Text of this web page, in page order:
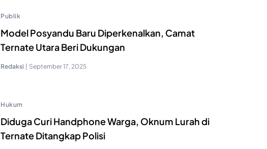
Publik
Model Posyandu Baru Diperkenalkan, Camat
Ternate Utara Beri Dukungan
Redaksi | September 17, 2025
Hukum
Diduga Curi Handphone Warga, Oknum Lurah di
Ternate Ditangkap Polisi